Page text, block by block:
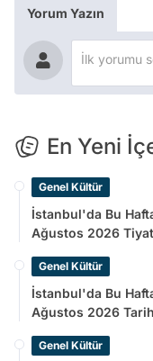
Yorum Yazın
En Yeni
Genel Kültür
İstanbul'da Bu
Ağustos 2026
Genel Kültür
İstanbul'da Bu
Ağustos 2026
Genel Kültür